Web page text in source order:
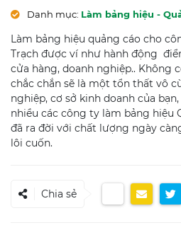
Danh mục: Làm bảng hiệu -
Làm bảng hiệu quảng cáo cho
Trạch được ví như hành động
cửa hàng, doanh nghiệp.. Không
chắc chắn sẽ là một tổn thất vô
nghiệp, cơ sở kinh doanh của
nhiều các công ty làm bảng hiệu
đã ra đời với chất lượng ngày
lôi cuốn.
Chia sẻ